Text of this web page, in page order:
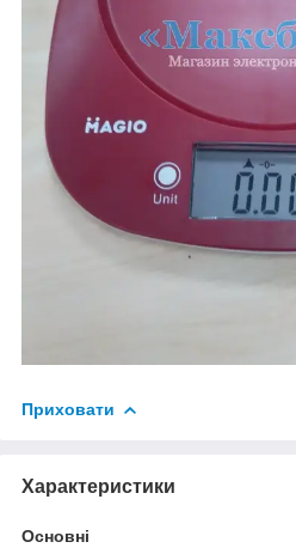
Приховати
Характеристики
Основні